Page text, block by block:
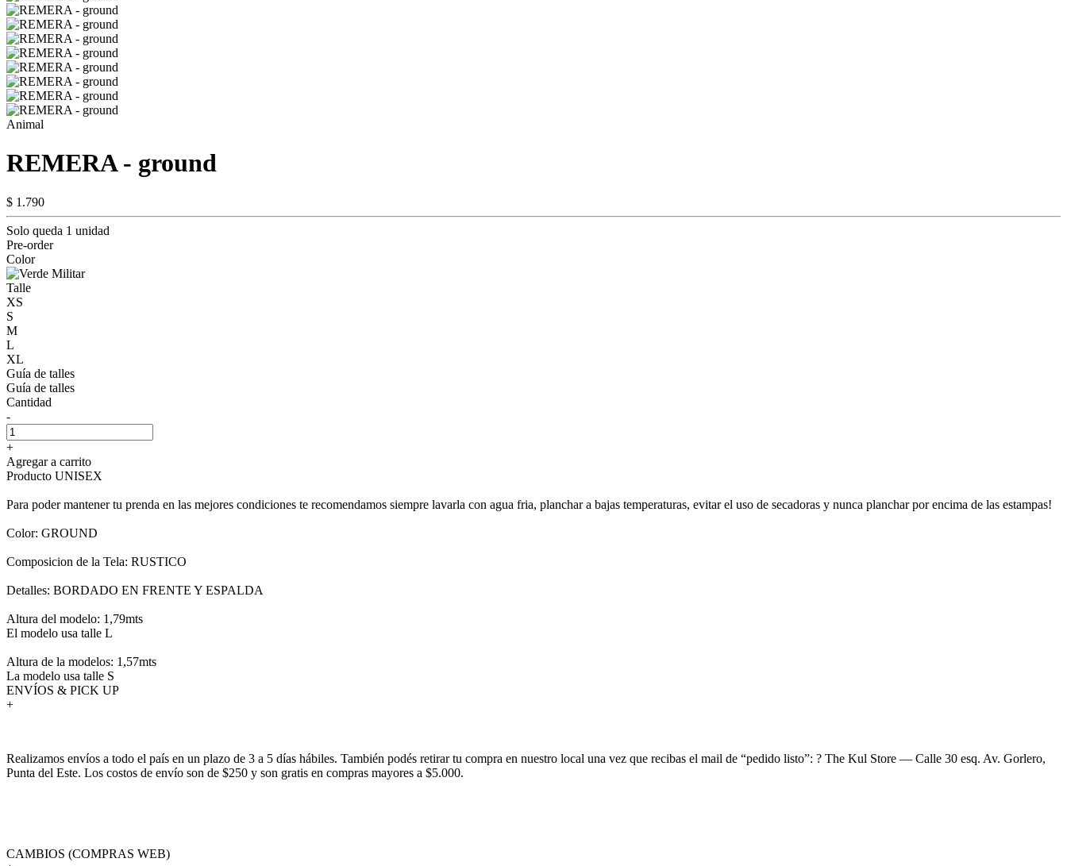
Animal
REMERA - ground
$ 1.790
Solo queda 1 unidad
Pre-order
Color
Talle
XS
S
M
L
XL
Guía de talles
Guía de talles
Cantidad
-
+
Agregar a carrito
Producto UNISEX
Para poder mantener tu prenda en las mejores condiciones te recomendamos siempre lavarla con agua fria, planchar a bajas temperaturas, evitar el uso de secadoras y nunca planchar por encima de las estampas!
Color: GROUND
Composicion de la Tela: RUSTICO
Detalles: BORDADO EN FRENTE Y ESPALDA
Altura del modelo: 1,79mts
El modelo usa talle L
Altura de la modelos: 1,57mts
La modelo usa talle S
ENVÍOS & PICK UP
+
Realizamos envíos a todo el país en un plazo de 3 a 5 días hábiles. También podés retirar tu compra en nuestro local una vez que recibas el mail de “pedido listo”: ? The Kul Store — Calle 30 esq. Av. Gorlero,
Punta del Este. Los costos de envío son de $250 y son gratis en compras mayores a $5.000.
CAMBIOS (COMPRAS WEB)